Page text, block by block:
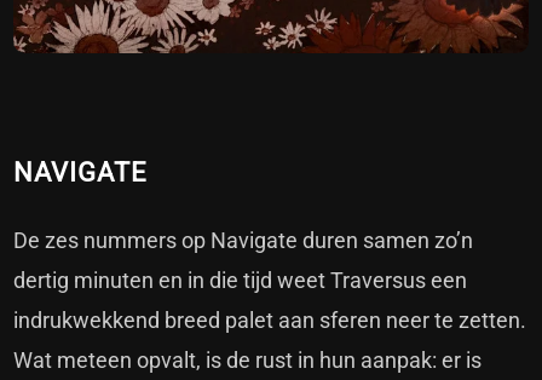
NAVIGATE
De zes nummers op Navigate duren samen zo’n
dertig minuten en in die tijd weet Traversus een
indrukwekkend breed palet aan sferen neer te zetten.
Wat meteen opvalt, is de rust in hun aanpak: er is